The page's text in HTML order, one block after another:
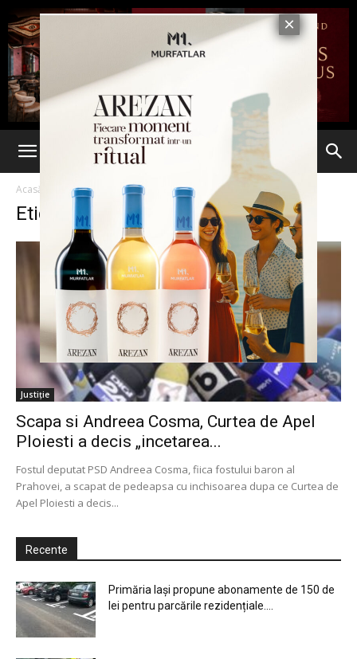
Acasă Etichete Prces
Etichetă: prces
Justiție
Scapa si Andreea Cosma, Curtea de Apel
Ploiesti a decis „incetarea...
Fostul deputat PSD Andreea Cosma, fiica fostului baron al
Prahovei, a scapat de pedeapsa cu inchisoarea dupa ce Curtea de
Apel Ploiesti a decis...
Recente
Primăria Iași propune abonamente de 150 de
lei pentru parcările rezidențiale....